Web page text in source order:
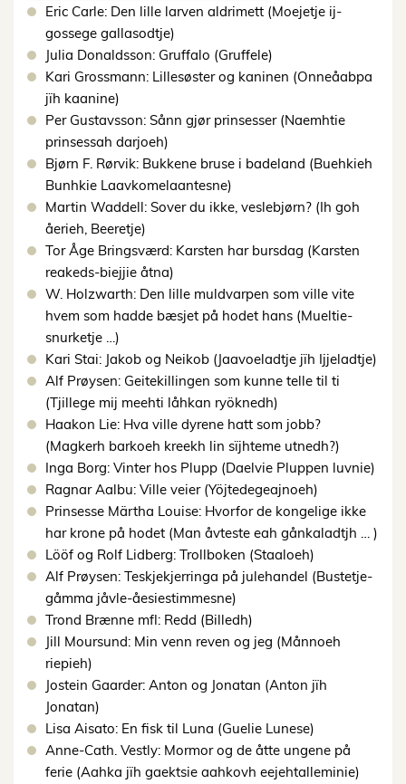
Eric Carle: Den lille larven aldrimett (Moejetje ij-
gossege gallasodtje)
Julia Donaldsson: Gruffalo (Gruffele)
Kari Grossmann: Lillesøster og kaninen (Onneåabpa
jïh kaanine)
Per Gustavsson: Sånn gjør prinsesser (Naemhtie
prinsessah darjoeh)
Bjørn F. Rørvik: Bukkene bruse i badeland (Buehkieh
Bunhkie Laavkomelaantesne)
Martin Waddell: Sover du ikke, veslebjørn? (Ih goh
åerieh, Beeretje)
Tor Åge Bringsværd: Karsten har bursdag (Karsten
reakeds-biejjie åtna)
W. Holzwarth: Den lille muldvarpen som ville vite
hvem som hadde bæsjet på hodet hans (Mueltie-
snurketje …)
Kari Stai: Jakob og Neikob (Jaavoeladtje jïh Ijjeladtje)
Alf Prøysen: Geitekillingen som kunne telle til ti
(Tjillege mij meehti låhkan ryöknedh)
Haakon Lie: Hva ville dyrene hatt som jobb?
(Magkerh barkoeh kreekh lin sïjhteme utnedh?)
Inga Borg: Vinter hos Plupp (Daelvie Pluppen luvnie)
Ragnar Aalbu: Ville veier (Yöjtedegeajnoeh)
Prinsesse Märtha Louise: Hvorfor de kongelige ikke
har krone på hodet (Man åvteste eah gånkaladtjh … )
Lööf og Rolf Lidberg: Trollboken (Staaloeh)
Alf Prøysen: Teskjekjerringa på julehandel (Bustetje-
gåmma jåvle-åesiestimmesne)
Trond Brænne mfl: Redd (Billedh)
Jill Moursund: Min venn reven og jeg (Månnoeh
riepieh)
Jostein Gaarder: Anton og Jonatan (Anton jïh
Jonatan)
Lisa Aisato: En fisk til Luna (Guelie Lunese)
Anne-Cath. Vestly: Mormor og de åtte ungene på
ferie (Aahka jïh gaektsie aahkovh eejehtalleminie)